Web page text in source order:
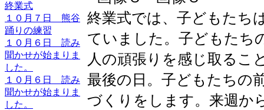
終業式
１０月７日 熊谷
踊りの練習
１０月６日 読み
聞かせが始まりま
した。
１０月６日 読み
聞かせが始まりま
した。
終業式では、子どもたち
ていました。子どもたち
人の頑張りを感じ取るこ
最後の日。子どもたちの
づくりをします。来週か